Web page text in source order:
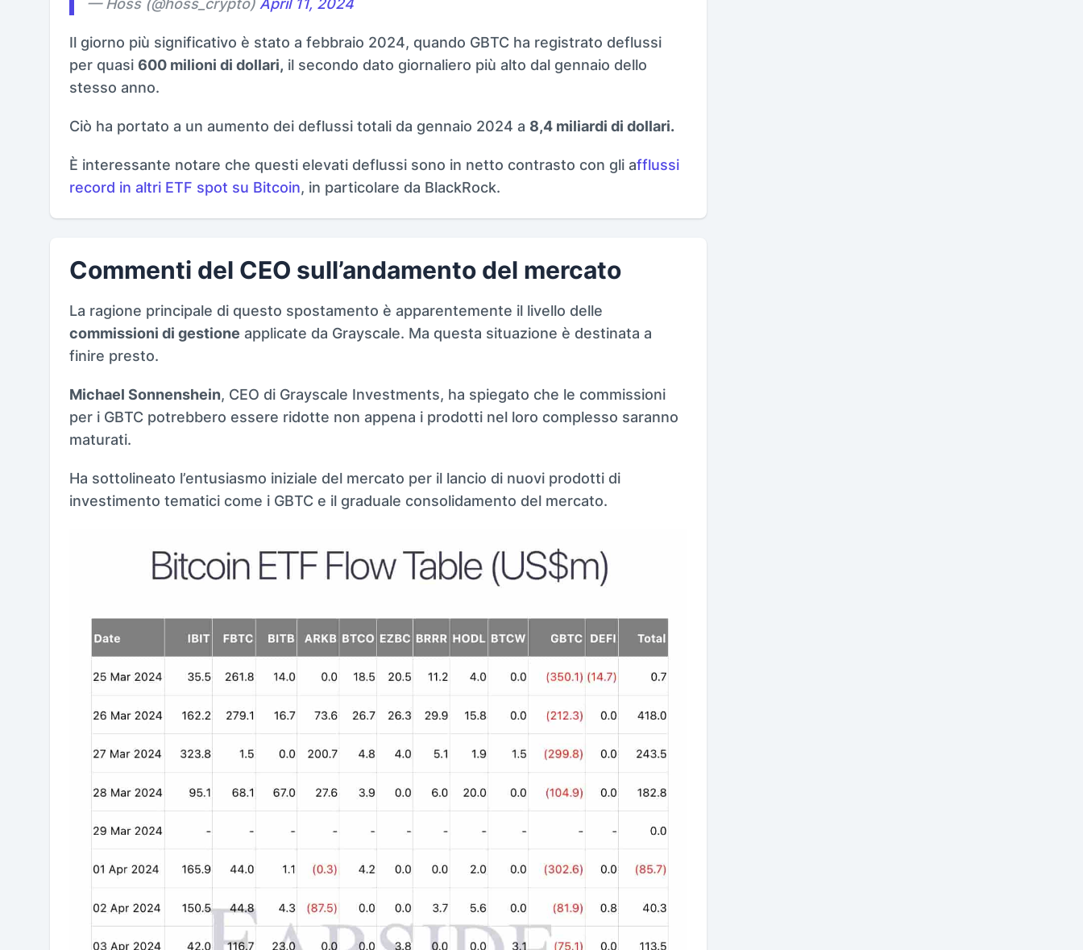
— Hoss (@hoss_crypto) April 11, 2024
Il giorno più significativo è stato a febbraio 2024, quando GBTC ha registrato deflussi
per quasi 600 milioni di dollari, il secondo dato giornaliero più alto dal gennaio dello
stesso anno.
Ciò ha portato a un aumento dei deflussi totali da gennaio 2024 a 8,4 miliardi di dollari.
È interessante notare che questi elevati deflussi sono in netto contrasto con gli afflussi
record in altri ETF spot su Bitcoin, in particolare da BlackRock.
Commenti del CEO sull’andamento del mercato
La ragione principale di questo spostamento è apparentemente il livello delle
commissioni di gestione applicate da Grayscale. Ma questa situazione è destinata a
finire presto.
Michael Sonnenshein, CEO di Grayscale Investments, ha spiegato che le commissioni
per i GBTC potrebbero essere ridotte non appena i prodotti nel loro complesso saranno
maturati.
Ha sottolineato l’entusiasmo iniziale del mercato per il lancio di nuovi prodotti di
investimento tematici come i GBTC e il graduale consolidamento del mercato.